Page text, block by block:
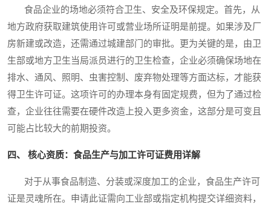
食品企业的场地必须符合卫生、安全及环保规定。首先，从
地方政府获取建筑使用许可或营业场所证明是前提。如果涉及厂
房新建或改造，还需通过城建部门的审批。更为关键的是，由卫
生部或地方卫生当局派员进行的卫生检查，企业必须确保场地在
排水、通风、照明、虫害控制、废弃物处理等方面达标，才能获
得卫生许可证。这项许可的办理本身有固定规费，但为了通过检
查，企业往往需要在硬件改造上投入更多资金，这部分是可变且
可能占比较大的前期投资。
四、 核心资质：食品生产与加工许可证费用详解
对于从事食品制造、分装或深度加工的企业，食品生产许可
证是灵魂所在。申请此证需向工业部或指定机构提交详细资料，